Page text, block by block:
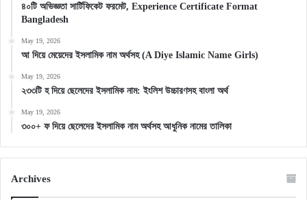
৪০টি অভিজ্ঞতা সার্টিফিকেট ফরমেট, Experience Certificate Format
Bangladesh
May 19, 2026
আ দিয়ে মেয়েদের ইসলামিক নাম অর্থসহ (A Diye Islamic Name Girls)
May 19, 2026
২৩৩টি হ দিয়ে ছেলেদের ইসলামিক নাম: ইংলিশ উচ্চারণসহ বাংলা অর্থ
May 19, 2026
৩০০+ ফ দিয়ে ছেলেদের ইসলামিক নাম অর্থসহ আধুনিক নামের তালিকা
Archives